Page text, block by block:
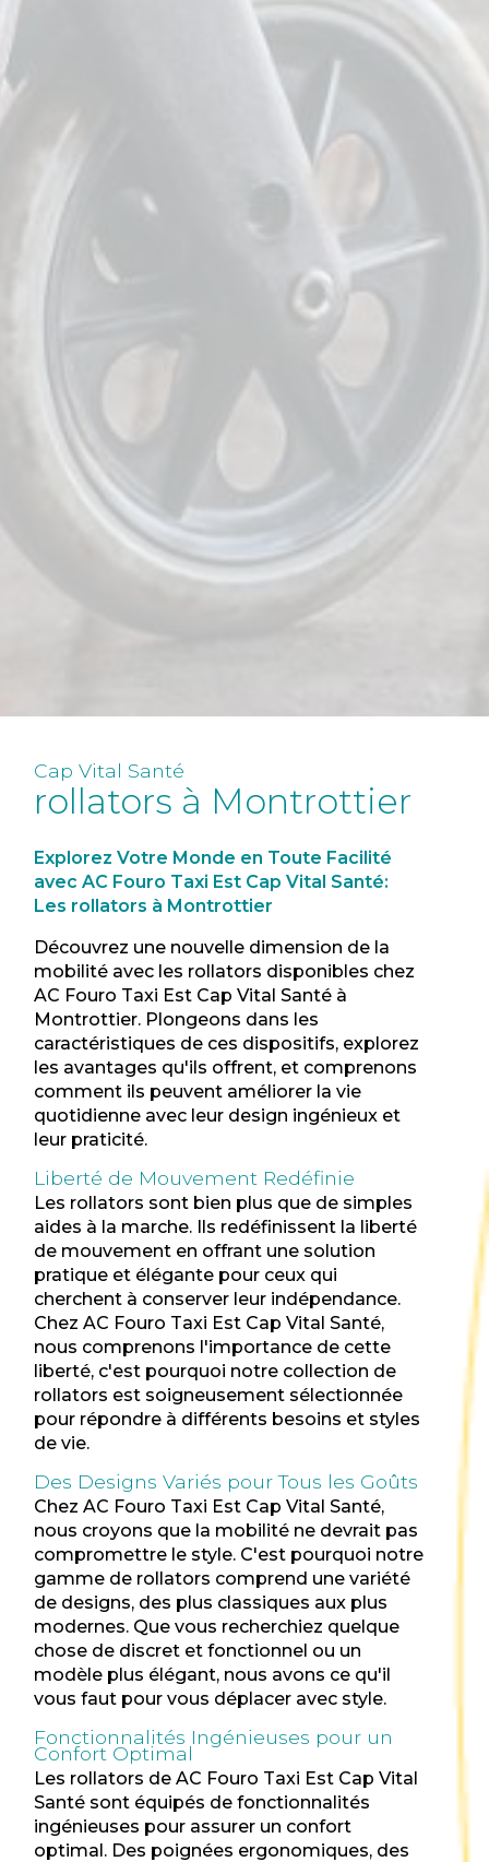
Cap Vital Santé
rollators à Montrottier
Explorez Votre Monde en Toute Facilité
avec AC Fouro Taxi Est Cap Vital Santé:
Les rollators à Montrottier
Découvrez une nouvelle dimension de la
mobilité avec les rollators disponibles chez
AC Fouro Taxi Est Cap Vital Santé à
Montrottier. Plongeons dans les
caractéristiques de ces dispositifs, explorez
les avantages qu'ils offrent, et comprenons
comment ils peuvent améliorer la vie
quotidienne avec leur design ingénieux et
leur praticité.
Liberté de Mouvement Redéfinie
Les rollators sont bien plus que de simples
aides à la marche. Ils redéfinissent la liberté
de mouvement en offrant une solution
pratique et élégante pour ceux qui
cherchent à conserver leur indépendance.
Chez AC Fouro Taxi Est Cap Vital Santé,
nous comprenons l'importance de cette
liberté, c'est pourquoi notre collection de
rollators est soigneusement sélectionnée
pour répondre à différents besoins et styles
de vie.
Des Designs Variés pour Tous les Goûts
Chez AC Fouro Taxi Est Cap Vital Santé,
nous croyons que la mobilité ne devrait pas
compromettre le style. C'est pourquoi notre
gamme de rollators comprend une variété
de designs, des plus classiques aux plus
modernes. Que vous recherchiez quelque
chose de discret et fonctionnel ou un
modèle plus élégant, nous avons ce qu'il
vous faut pour vous déplacer avec style.
Fonctionnalités Ingénieuses pour un
Confort Optimal
Les rollators de AC Fouro Taxi Est Cap Vital
Santé sont équipés de fonctionnalités
ingénieuses pour assurer un confort
optimal. Des poignées ergonomiques, des